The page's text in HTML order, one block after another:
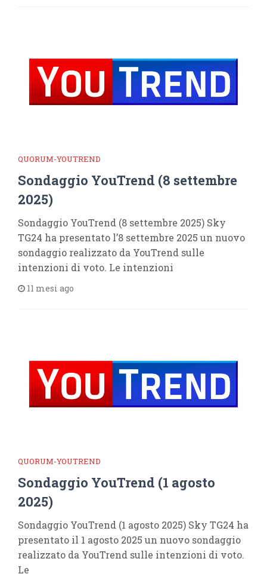
QUORUM-YOUTREND
Sondaggio YouTrend (8 settembre
2025)
Sondaggio YouTrend (8 settembre 2025) Sky
TG24 ha presentato l’8 settembre 2025 un nuovo
sondaggio realizzato da YouTrend sulle
intenzioni di voto. Le intenzioni
11 mesi ago
QUORUM-YOUTREND
Sondaggio YouTrend (1 agosto
2025)
Sondaggio YouTrend (1 agosto 2025) Sky TG24 ha
presentato il 1 agosto 2025 un nuovo sondaggio
realizzato da YouTrend sulle intenzioni di voto.
Le